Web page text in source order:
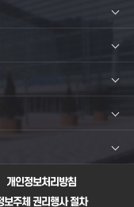
개인정보처리방침
보주체 권리행사 절차